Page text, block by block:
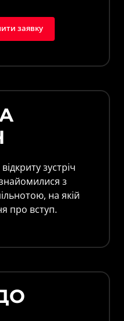
заявку
зустріч
з
на якій
про вступ.